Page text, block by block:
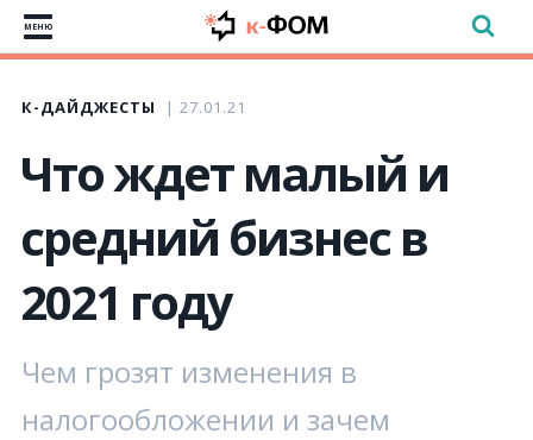
МЕНЮ
К-ДАЙДЖЕСТЫ 27.01.21
Что ждет малый и
средний бизнес в
2021 году
Чем грозят изменения в
налогообложении и зачем